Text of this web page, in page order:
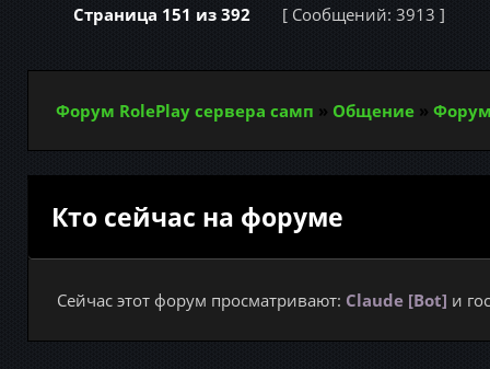
Страница 151 из 392 [ Сообщений: 3913 ]
Форум RolePlay сервера самп » Общение »
Кто сейчас на форуме
Сейчас этот форум просматривают: Claude [Bot] и